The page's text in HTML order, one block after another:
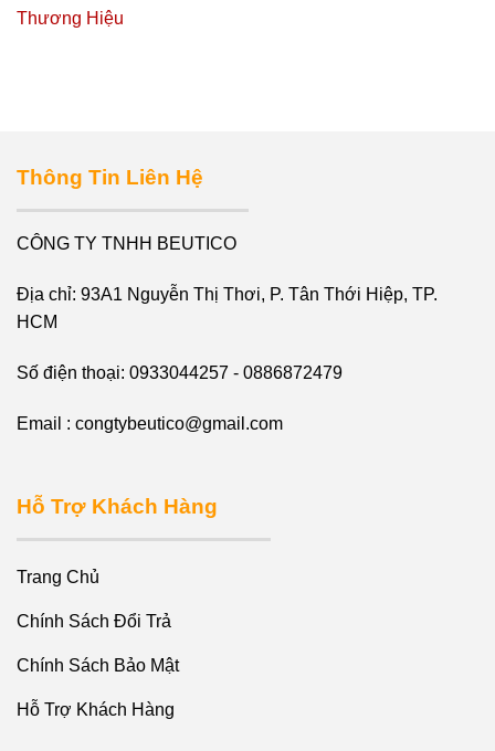
Thương Hiệu
Thông Tin Liên Hệ
CÔNG TY TNHH BEUTICO
Địa chỉ: 93A1 Nguyễn Thị Thơi, P. Tân Thới Hiệp, TP.
HCM
Số điện thoại: 0933044257 - 0886872479
Email : congtybeutico@gmail.com
Hỗ Trợ Khách Hàng
Trang Chủ
Chính Sách Đổi Trả
Chính Sách Bảo Mật
Hỗ Trợ Khách Hàng